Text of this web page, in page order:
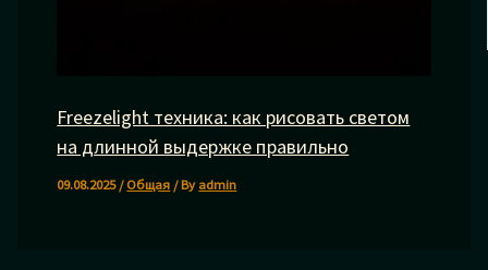
Freezelight техника: как рисовать светом
на длинной выдержке правильно
09.08.2025/Общая / Byadmin